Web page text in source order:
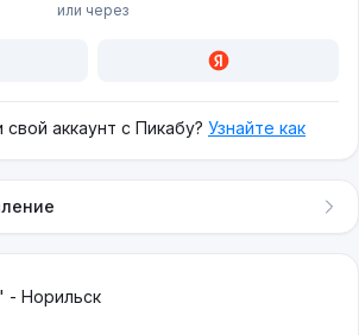
или через
аккаунт с Пикабу? Узнайте как
- Норильск